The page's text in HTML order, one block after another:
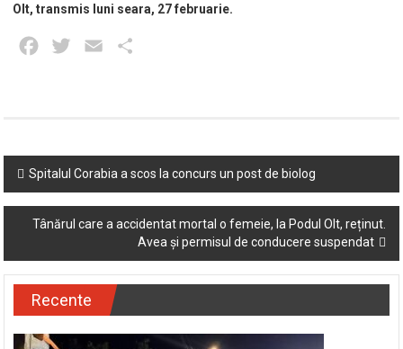
Olt, transmis luni seara, 27 februarie.
Facebook
Twitter Email
Post
navigation
Spitalul Corabia a scos la concurs un post de biolog
Tânărul care a accidentat mortal o femeie, la Podul Olt, reținut.
Avea și permisul de conducere suspendat
Recente